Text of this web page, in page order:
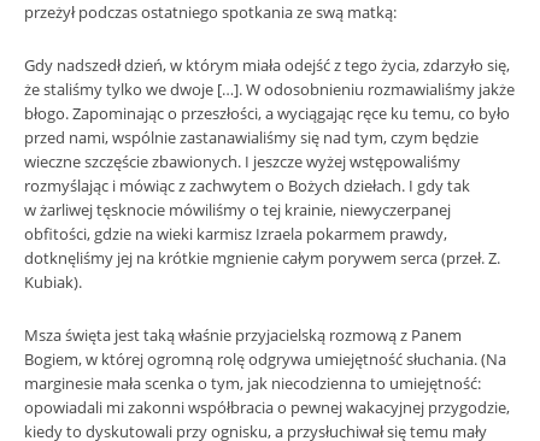
przeżył podczas ostatniego spotkania ze swą matką:
Gdy nadszedł dzień, w którym miała odejść z tego życia, zdarzyło się,
że staliśmy tylko we dwoje […]. W odosobnieniu rozmawialiśmy jakże
błogo. Zapominając o przeszłości, a wyciągając ręce ku temu, co było
przed nami, wspólnie zastanawialiśmy się nad tym, czym będzie
wieczne szczęście zbawionych. I jeszcze wyżej wstępowaliśmy
rozmyślając i mówiąc z zachwytem o Bożych dziełach. I gdy tak
w żarliwej tęsknocie mówiliśmy o tej krainie, niewyczerpanej
obfitości, gdzie na wieki karmisz Izraela pokarmem prawdy,
dotknęliśmy jej na krótkie mgnienie całym porywem serca (przeł. Z.
Kubiak).
Msza święta jest taką właśnie przyjacielską rozmową z Panem
Bogiem, w której ogromną rolę odgrywa umiejętność słuchania. (Na
marginesie mała scenka o tym, jak niecodzienna to umiejętność:
opowiadali mi zakonni współbracia o pewnej wakacyjnej przygodzie,
kiedy to dyskutowali przy ognisku, a przysłuchiwał się temu mały